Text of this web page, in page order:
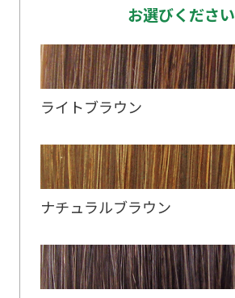
お選びください
ライトブラウン
ナチュラルブラウン